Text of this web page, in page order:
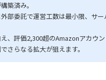
築済み。
部委託で運営工数は最小限、サー
、評価2,300超のAmazonアカウ
さらなる拡大が狙えます。